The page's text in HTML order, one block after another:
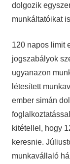
dolgozik
munkáltatóikat
120 napos limit
jogszabályok
ugyanazon
létesített
ember simán
kitétellel, hogy
keresnie.
munkavállaló